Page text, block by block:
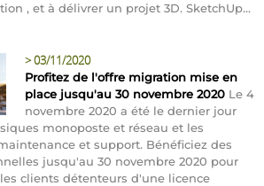
, et à délivrer un projet 3D. SketchUp...
>03/11/2020
Profitez de l'offre migration mise en
place jusqu'au 30 novembre 2020 Le 4
novembre 2020 a été le dernier jour
monoposte et réseau et les
et support. Bénéficiez des
jusqu'au 30 novembre 2020 pour
clients détenteurs d'une licence